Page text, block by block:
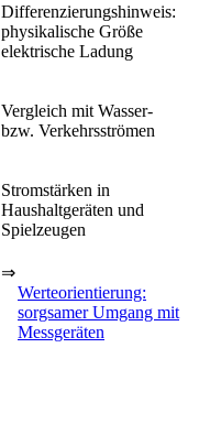
Differenzierungshinweis:
physikalische Größe
elektrische Ladung
Vergleich mit Wasser-
bzw. Verkehrsströmen
Stromstärken in
Haushaltgeräten und
Spielzeugen
⇒
Werteorientierung:
sorgsamer Umgang mit
Messgeräten